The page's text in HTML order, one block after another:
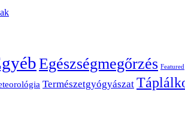
Egészségmegőrzés Featured
Természetgyógyászat